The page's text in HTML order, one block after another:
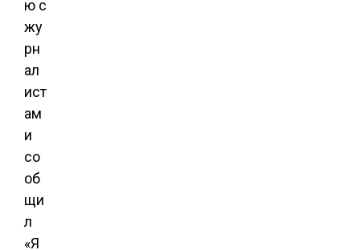
ю с
жу
рн
ал
ист
ам
и
со
об
щи
л
«Я